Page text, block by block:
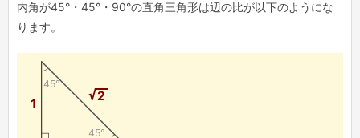
内角が45°・45°・90°の直角三角形は辺の比が以下のようにな
ります。
1
2
45°
45°